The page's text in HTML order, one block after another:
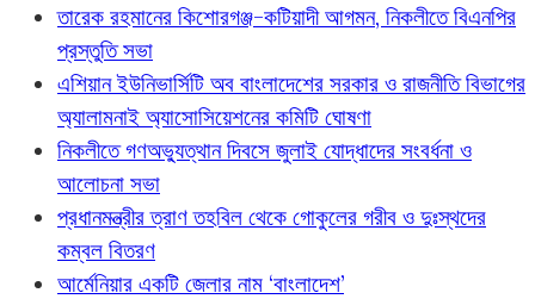
তারেক রহমানের কিশোরগঞ্জ-কটিয়াদী আগমন, নিকলীতে বিএনপির
প্রস্তুতি সভা
এশিয়ান ইউনিভার্সিটি অব বাংলাদেশের সরকার ও রাজনীতি বিভাগের
অ্যালামনাই অ্যাসোসিয়েশনের কমিটি ঘোষণা
নিকলীতে গণঅভ্যুত্থান দিবসে জুলাই যোদ্ধাদের সংবর্ধনা ও
আলোচনা সভা
প্রধানমন্ত্রীর ত্রাণ তহবিল থেকে গোকুলের গরীব ও দুঃস্থদের
কম্বল বিতরণ
আর্মেনিয়ার একটি জেলার নাম ‘বাংলাদেশ’